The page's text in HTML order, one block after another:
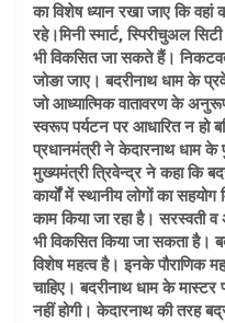
का विशेष ध्यान रखा जाए कि वहां
रहे।मिनी स्मार्ट, स्पिरीचुअल
भी विकसित जा सकते हैं।
जोङा जाए। बदरीनाथ धाम के
जो आध्यात्मिक वातावरण के
स्वरूप पर्यटन पर आधारित न हो
प्रधानमंत्री ने केदारनाथ धाम के
मुख्यमंत्री त्रिवेन्द्र ने कहा कि
कार्यों में स्थानीय लोगों का
काम किया जा रहा है।
भी विकसित किया जा सकता है।
विशेष महत्व है। इनके पौराणिक
चाहिए। बदरीनाथ धाम के
नहीं होगी। केदारनाथ की तरह